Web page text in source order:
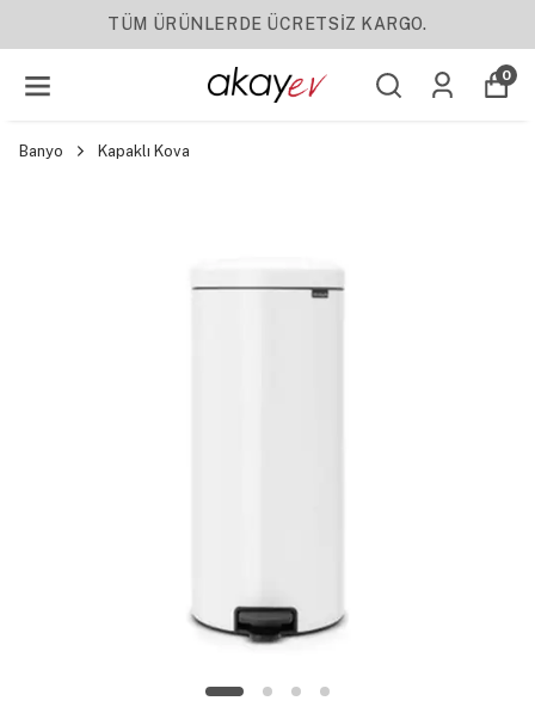
ÜCRETSİZ KARGO.
0
Banyo Kapaklı Kova